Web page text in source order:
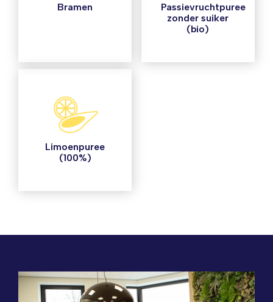
Bramen
Passievruchtpuree
zonder suiker
(bio)
Limoenpuree
(100%)